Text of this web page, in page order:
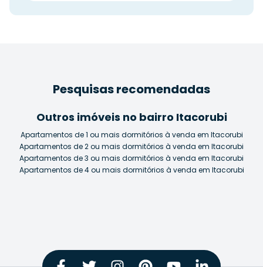
Pesquisas recomendadas
Outros imóveis no bairro Itacorubi
Apartamentos de 1 ou mais dormitórios à venda em Itacorubi
Apartamentos de 2 ou mais dormitórios à venda em Itacorubi
Apartamentos de 3 ou mais dormitórios à venda em Itacorubi
Apartamentos de 4 ou mais dormitórios à venda em Itacorubi